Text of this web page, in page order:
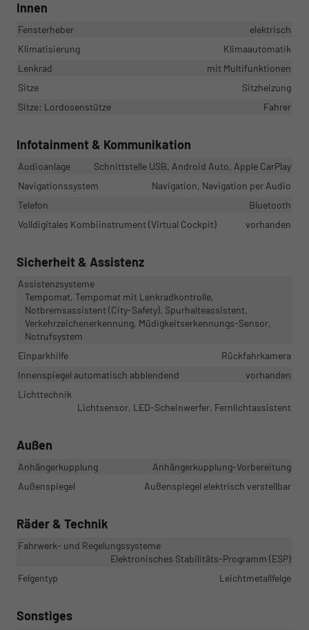
Innen
Fensterheber
elektrisch
Klimatisierung
Klimaautomatik
Lenkrad
mit Multifunktionen
Sitze
Sitzheizung
Sitze: Lordosenstütze
Fahrer
Infotainment & Kommunikation
Audioanlage
Schnittstelle USB, Android Auto, Apple CarPlay
Navigationssystem
Navigation, Navigation per Audio
Telefon
Bluetooth
Volldigitales Kombiinstrument (Virtual Cockpit)
vorhanden
Sicherheit & Assistenz
Assistenzsysteme
Tempomat, Tempomat mit Lenkradkontrolle,
Notbremsassistent (City-Safety), Spurhalteassistent,
Verkehrzeichenerkennung, Müdigkeitserkennungs-Sensor,
Notrufsystem
Einparkhilfe
Rückfahrkamera
Innenspiegel automatisch abblendend
vorhanden
Lichttechnik
Lichtsensor, LED-Scheinwerfer, Fernlichtassistent
Außen
Anhängerkupplung
Anhängerkupplung-Vorbereitung
Außenspiegel
Außenspiegel elektrisch verstellbar
Räder & Technik
Fahrwerk- und Regelungssysteme
Elektronisches Stabilitäts-Programm (ESP)
Felgentyp
Leichtmetallfelge
Sonstiges